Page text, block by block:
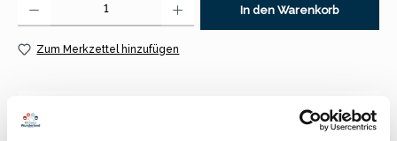
In den Warenkorb
Zum Merkzettel hinzufügen
Holzbausatz DIY aus Birkensperrholz, ohne Klebstoff